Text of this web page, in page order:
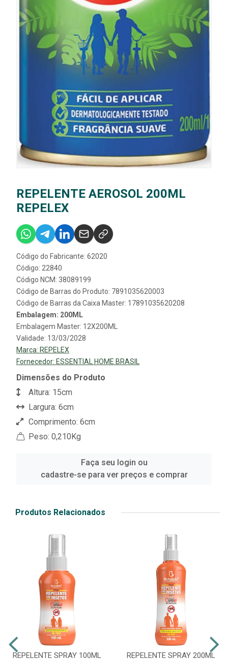
REPELENTE AEROSOL 200ML
REPELEX
Código do Fabricante: 62020
Código: 22840
Código NCM: 38089199
Código de Barras do Produto: 7891035620003
Código de Barras da Caixa Master: 17891035620208
Embalagem: 200ML
Embalagem Master: 12X200ML
Validade: 13/03/2028
Marca: REPELEX
Fornecedor: ESSENTIAL HOME BRASIL
Dimensões do Produto
Altura: 15cm
Largura: 6cm
Comprimento: 6cm
Peso: 0,210Kg
Faça seu login ou
cadastre-se para ver preços e comprar
Produtos Relacionados
REPELENTE SPRAY 100ML REPELENTE SPRAY 200ML